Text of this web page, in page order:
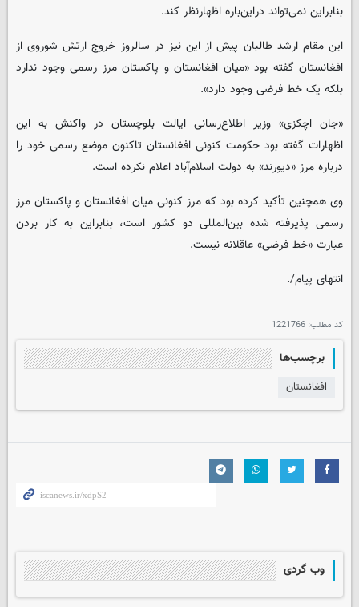
بنابراین نمی‌تواند دراین‌باره اظهارنظر کند.
این مقام ارشد طالبان پیش از این نیز در سالروز خروج ارتش شوروی از
افغانستان گفته بود «میان افغانستان و پاکستان مرز رسمی وجود ندارد
بلکه یک خط فرضی وجود دارد».
«جان اچکزی» وزیر اطلاع‌رسانی ایالت بلوچستان در واکنش به این
اظهارات گفته بود حکومت کنونی افغانستان تاکنون موضع رسمی خود را
درباره مرز «دیورند» به دولت اسلام‌آباد اعلام نکرده است.
وی همچنین تأکید کرده بود که مرز کنونی میان افغانستان و پاکستان مرز
رسمی پذیرفته شده بین‌المللی دو کشور است، بنابراین به کار بردن
عبارت «خط فرضی» عاقلانه نیست.
انتهای پیام/.
کد مطلب: 1221766
برچسب‌ها
افغانستان
وب گردی